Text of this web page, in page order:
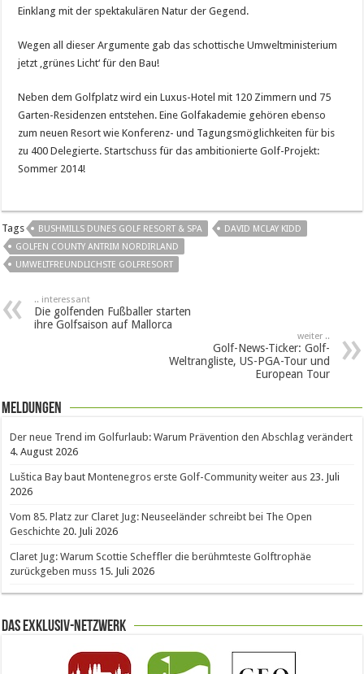
Einklang mit der spektakulären Natur der Gegend.
Wegen all dieser Argumente gab das schottische Umweltministerium
jetzt ‚grünes Licht‘ für den Bau!
Neben dem Golfplatz wird ein Luxus-Hotel mit 120 Zimmern und 75
Garten-Residenzen entstehen. Eine Golfakademie gehören ebenso
zum neuen Resort wie Konferenz- und Tagungsmöglichkeiten für bis
zu 400 Delegierte. Startschuss für das ambitionierte Golf-Projekt:
Sommer 2014!
Tags BUSHMILLS DUNES GOLF RESORT & SPA
DAVID MCLAY KIDD
GOLFEN COUNTY ANTRIM NORDIRLAND
UMWELTFREUNDLICHSTE GOLFRESORT
.. interessant
Die golfenden Fußballer starten
ihre Golfsaison auf Mallorca
weiter ..
Golf-News-Ticker: Golf-
Weltrangliste, US-PGA-Tour und
European Tour
Meldungen
Der neue Trend im Golfurlaub: Warum Prävention den Abschlag verändert
4. August 2026
Luštica Bay baut Montenegros erste Golf-Community weiter aus 23. Juli
2026
Vom 85. Platz zur Claret Jug: Neuseeländer schreibt bei The Open
Geschichte 20. Juli 2026
Claret Jug: Warum Scottie Scheffler die berühmteste Golftrophäe
zurückgeben muss 15. Juli 2026
Das Exklusiv-Netzwerk